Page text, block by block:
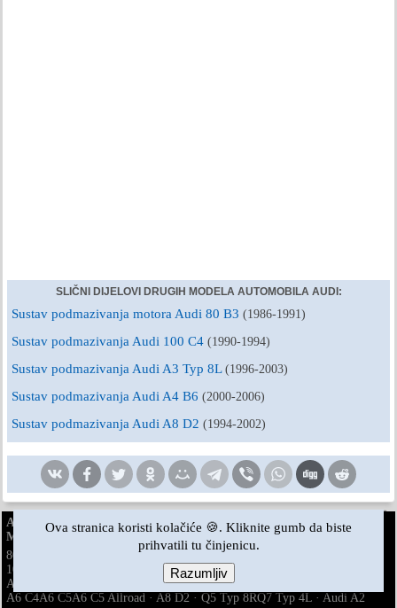
SLIČNI DIJELOVI DRUGIH MODELA AUTOMOBILA AUDI:
Sustav podmazivanja motora Audi 80 B3 (1986-1991)
Sustav podmazivanja Audi 100 C4 (1990-1994)
Sustav podmazivanja Audi A3 Typ 8L (1996-2003)
Sustav podmazivanja Audi A4 B6 (2000-2006)
Sustav podmazivanja Audi A8 D2 (1994-2002)
AudiManual.ru © 2017-2026·Puna verzija·Povratne informacije
Mapa stranice
Pretraživanje stranice
Vijesti i članci
80 B2
80 B4
100 C3
100 C3 100 C4benzin
A4 B5
benzinA4 B6A4 B7A4 B8
A6 C4A6 C5A6 C5 Allroad · A8 D2 · Q5 Typ 8RQ7 Typ 4L · Audi A2
Ova stranica koristi kolačiće 🍪. Kliknite gumb da biste
prihvatili tu činjenicu.
Razumljiv